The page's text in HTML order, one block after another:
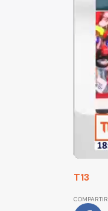
T13
COMPARTIR